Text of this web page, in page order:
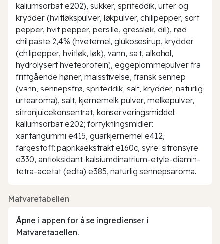
kaliumsorbat e202), sukker, spriteddik, urter og
krydder (hvitløkspulver, løkpulver, chilipepper, sort
pepper, hvit pepper, persille, gressløk, dill), rød
chilipaste 2,4% (hvetemel, glukosesirup, krydder
(chilipepper, hvitløk, løk), vann, salt, alkohol,
hydrolysert hveteprotein), eggeplommepulver fra
frittgående høner, maisstivelse, fransk sennep
(vann, sennepsfrø, spriteddik, salt, krydder, naturlig
urtearoma), salt, kjernemelk pulver, melkepulver,
sitronjuicekonsentrat, konserveringsmiddel:
kaliumsorbat e202; fortykningsmidler:
xantangummi e415, guarkjernemel e412,
fargestoff: paprikaekstrakt e160c, syre: sitronsyre
e330, antioksidant: kalsiumdinatrium-etyle-diamin-
tetra-acetat (edta) e385, naturlig sennepsaroma.
Matvaretabellen
Åpne i appen for å se ingredienser i
Matvaretabellen.